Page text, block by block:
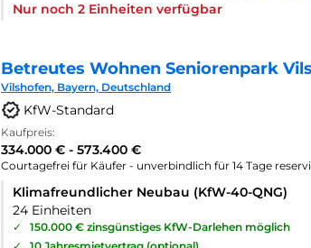
Nur noch 2 Einheiten verfügbar
Betreutes Wohnen Seniorenpark
Vilshofen, Bayern, Deutschland
KfW-Standard
Kaufpreis:
334.000 € - 573.400 €
Courtagefrei für Käufer - unverbindlich für 14 Tage
Klimafreundlicher Neubau (KfW-40-QNG)
24 Einheiten
✓
150.000 € zinsgünstiges KfW-Darlehen möglich